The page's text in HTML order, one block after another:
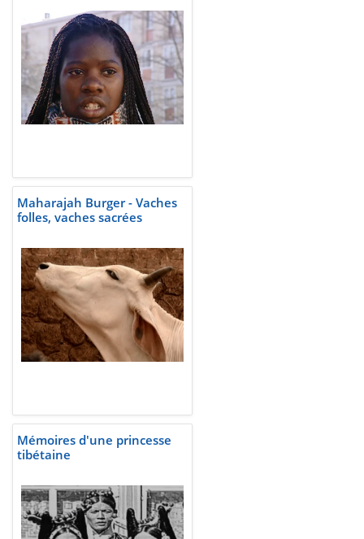
Maharajah Burger - Vaches
folles, vaches sacrées
Mémoires d'une princesse
tibétaine